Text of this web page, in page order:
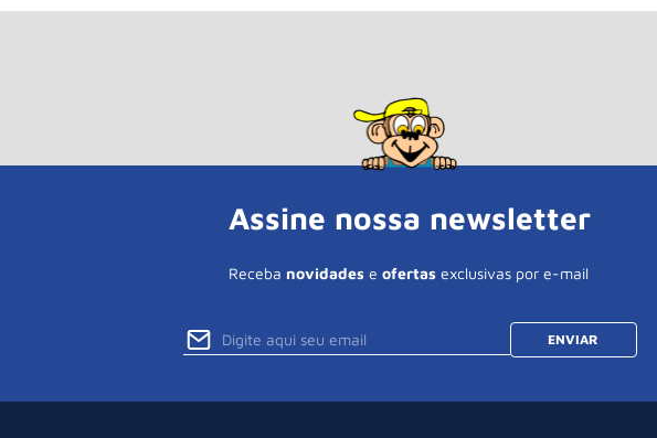
Assine nossa newsletter
Receba novidades e ofertas exclusivas por e-mail
ENVIAR